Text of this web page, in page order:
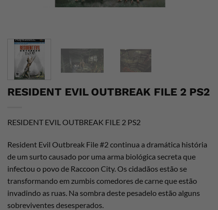
RESIDENT EVIL OUTBREAK FILE 2 PS2
RESIDENT EVIL OUTBREAK FILE 2 PS2
Resident Evil Outbreak File #2 continua a dramática história
de um surto causado por uma arma biológica secreta que
infectou o povo de Raccoon City. Os cidadãos estão se
transformando em zumbis comedores de carne que estão
invadindo as ruas. Na sombra deste pesadelo estão alguns
sobreviventes desesperados.